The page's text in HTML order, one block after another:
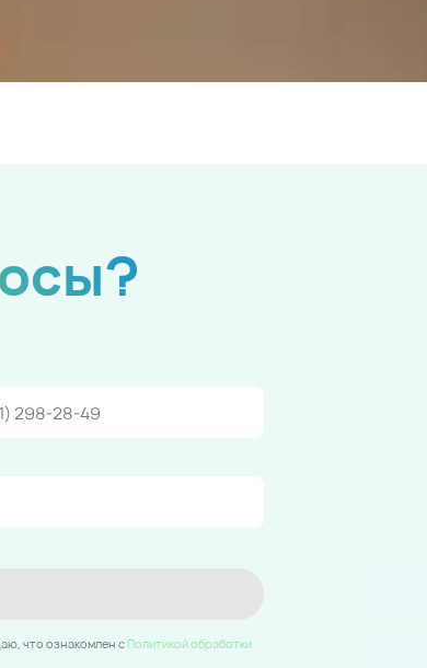
что ознакомлен c Политикой обработки